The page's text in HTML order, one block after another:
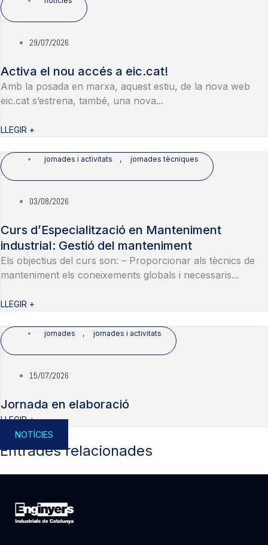
29/07/2026
Activa el nou accés a eic.cat!
Amb la posada en marxa, aquest estiu, de la nova web
eic.cat s’estrena, també, una nova...
LLEGIR +
jornades i activitats , jornades tècniques
03/08/2026
Curs d’Especialització en Manteniment
industrial: Gestió del manteniment
Els objectius del curs son: – Proporcionar als tècnics de
manteniment els coneixements globals i necessaris...
LLEGIR +
jornades , jornades i activitats
15/07/2026
Jornada en elaboració
LLEGIR +
NOTÍCIES
Entrades relacionades